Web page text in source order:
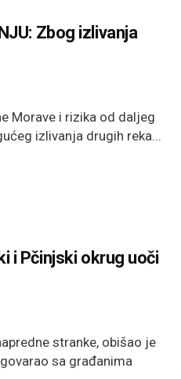
Zbog izlivanja
Morave i rizika od daljeg
izlivanja drugih reka...
i Pčinjski okrug uoči
stranke, obišao je
sa građanima